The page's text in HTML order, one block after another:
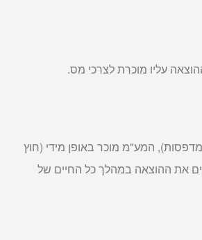
עליו מוכרת לצרכי מס.
המע"מ מוכר באופן מידי (חוץ
את ההוצאה במהלך כל החיים של